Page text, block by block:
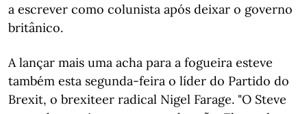
a escrever como colunista após deixar o governo
britânico.
A lançar mais uma acha para a fogueira esteve
também esta segunda-feira o líder do Partido do
Brexit, o brexiteer radical Nigel Farage. "O Steve